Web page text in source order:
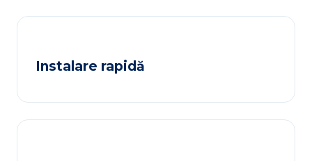
Instalare rapidă